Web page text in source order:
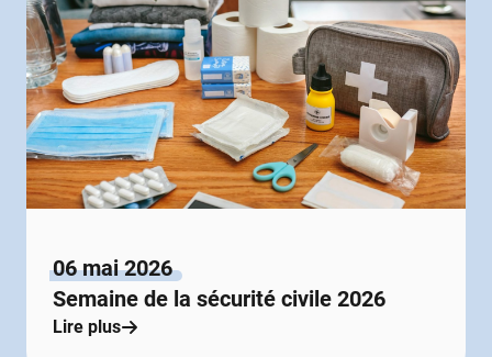
06 mai 2026
Semaine de la sécurité civile 2026
Lire plus